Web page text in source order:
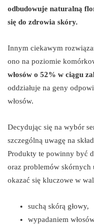
odbudowuje naturalną
się do zdrowia skóry.
Innym ciekawym
ono na poziomie
włosów o 52% w ciągu
oddziałuje na geny
włosów.
Decydując się na wybór
szczególną uwagę na
Produkty te powinny być
oraz problemów skórnych
okazać się kluczowe w
suchą skórą głowy,
wypadaniem